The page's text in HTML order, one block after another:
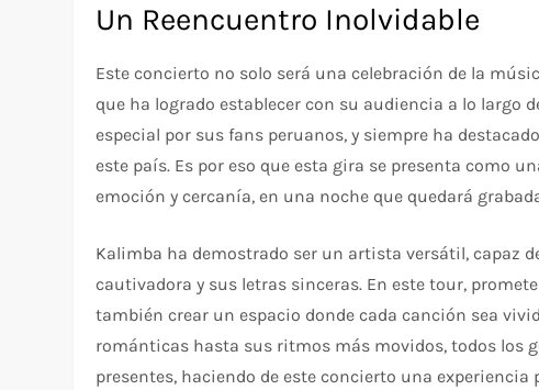
Un Reencuentro Inolvidable
Este concierto no solo será una celebración de la
que ha logrado establecer con su audiencia a lo largo
especial por sus fans peruanos, y siempre ha
este país. Es por eso que esta gira se presenta como
emoción y cercanía, en una noche que quedará
Kalimba ha demostrado ser un artista versátil, capaz
cautivadora y sus letras sinceras. En este tour,
también crear un espacio donde cada canción sea
románticas hasta sus ritmos más movidos, todos los
presentes, haciendo de este concierto una experiencia